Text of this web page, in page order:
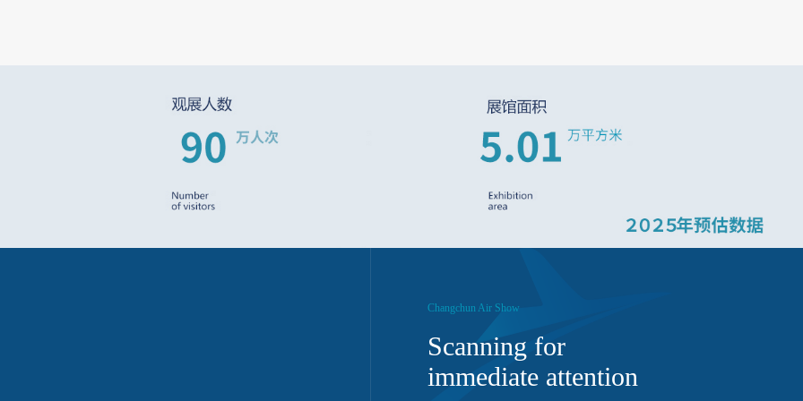
Changchun Air Show
Scanning for
immediate attention